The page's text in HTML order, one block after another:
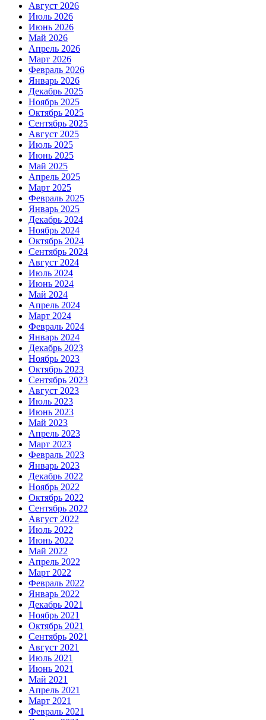
Август 2026
Июль 2026
Июнь 2026
Май 2026
Апрель 2026
Март 2026
Февраль 2026
Январь 2026
Декабрь 2025
Ноябрь 2025
Октябрь 2025
Сентябрь 2025
Август 2025
Июль 2025
Июнь 2025
Май 2025
Апрель 2025
Март 2025
Февраль 2025
Январь 2025
Декабрь 2024
Ноябрь 2024
Октябрь 2024
Сентябрь 2024
Август 2024
Июль 2024
Июнь 2024
Май 2024
Апрель 2024
Март 2024
Февраль 2024
Январь 2024
Декабрь 2023
Ноябрь 2023
Октябрь 2023
Сентябрь 2023
Август 2023
Июль 2023
Июнь 2023
Май 2023
Апрель 2023
Март 2023
Февраль 2023
Январь 2023
Декабрь 2022
Ноябрь 2022
Октябрь 2022
Сентябрь 2022
Август 2022
Июль 2022
Июнь 2022
Май 2022
Апрель 2022
Март 2022
Февраль 2022
Январь 2022
Декабрь 2021
Ноябрь 2021
Октябрь 2021
Сентябрь 2021
Август 2021
Июль 2021
Июнь 2021
Май 2021
Апрель 2021
Март 2021
Февраль 2021